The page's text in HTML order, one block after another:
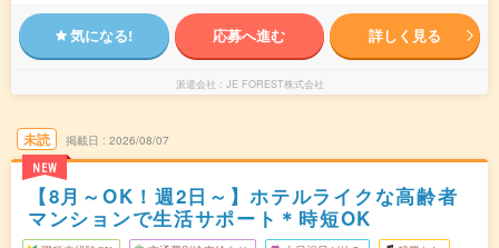
気になる! 応募へ進む 詳しく見る
派遣会社 JE FOREST株式会社
未読
NEW
掲載日 2026/08/07
【8月～OK！週2日～】ホテルライクな高齢者
マンションで生活サポート＊時短OK